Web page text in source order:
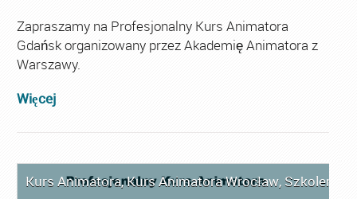
Zapraszamy na Profesjonalny Kurs Animatora
Gdańsk organizowany przez Akademię Animatora z
Warszawy.
Więcej
Kurs Animatora,Kurs Animatora Wrocław, Szkolenie